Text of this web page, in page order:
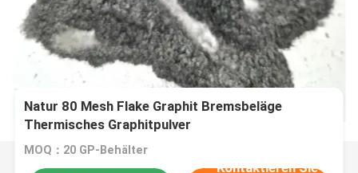
Natur 80 Mesh Flake Graphit Bremsbeläge
Thermisches Graphitpulver
MOQ：20 GP-Behälter
Kontaktieren Sie